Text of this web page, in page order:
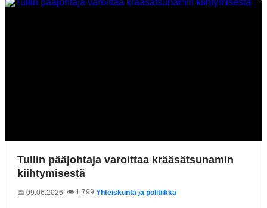
Tullin pääjohtaja varoittaa krääsätsunamin
kiihtymisestä
📅 09.06.2026| 👁️ 1 799 Yhteiskunta ja politiikka